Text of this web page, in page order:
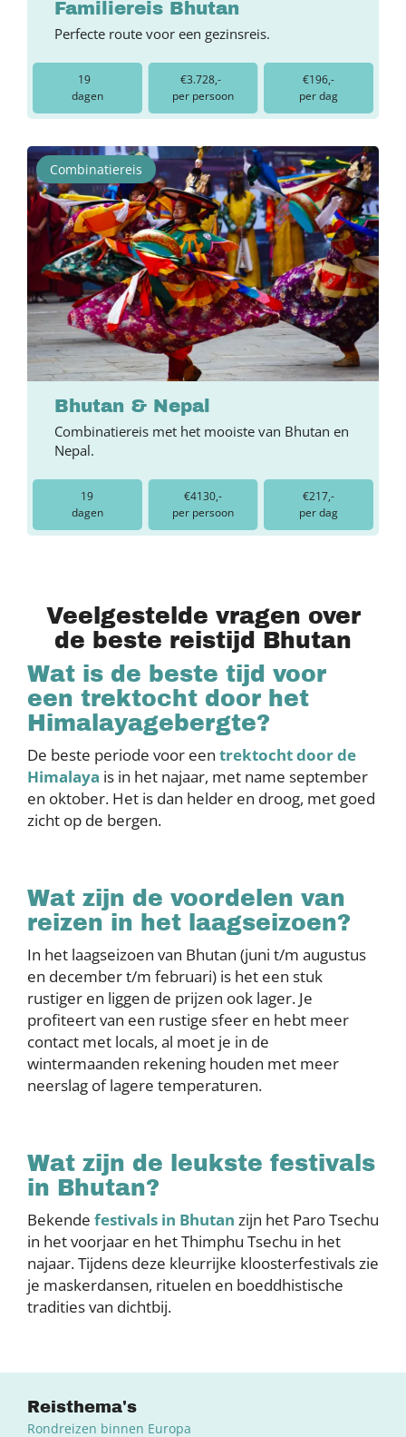
Familiereis Bhutan
Perfecte route voor een gezinsreis.
19
dagen
€3.728,-
per persoon
€196,-
per dag
Combinatiereis
Bhutan & Nepal
Combinatiereis met het mooiste van Bhutan en
Nepal.
19
dagen
€4130,-
per persoon
€217,-
per dag
Veelgestelde vragen over
de beste reistijd Bhutan
Wat is de beste tijd voor
een trektocht door het
Himalayagebergte?
De beste periode voor een trektocht door de
Himalaya is in het najaar, met name september
en oktober. Het is dan helder en droog, met goed
zicht op de bergen.
Wat zijn de voordelen van
reizen in het laagseizoen?
In het laagseizoen van Bhutan (juni t/m augustus
en december t/m februari) is het een stuk
rustiger en liggen de prijzen ook lager. Je
profiteert van een rustige sfeer en hebt meer
contact met locals, al moet je in de
wintermaanden rekening houden met meer
neerslag of lagere temperaturen.
Wat zijn de leukste festivals
in Bhutan?
Bekende festivals in Bhutan zijn het Paro Tsechu
in het voorjaar en het Thimphu Tsechu in het
najaar. Tijdens deze kleurrijke kloosterfestivals zie
je maskerdansen, rituelen en boeddhistische
tradities van dichtbij.
Reisthema's
Rondreizen binnen Europa